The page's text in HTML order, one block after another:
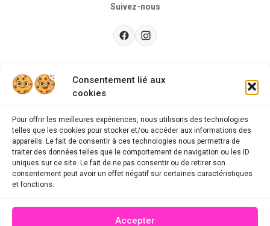
Consentement lié aux
cookies
Pour offrir les meilleures expériences, nous utilisons des technologies
telles que les cookies pour stocker et/ou accéder aux informations des
appareils. Le fait de consentir à ces technologies nous permettra de
traiter des données telles que le comportement de navigation ou les ID
uniques sur ce site. Le fait de ne pas consentir ou de retirer son
consentement peut avoir un effet négatif sur certaines caractéristiques
et fonctions.
Accepter
Suivez-nous
FAQ
Mentions légales
Politique de confidentialité
Contact